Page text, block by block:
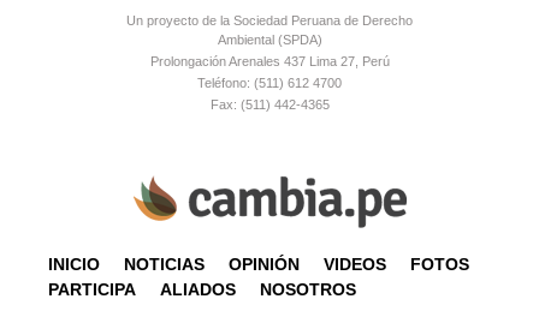
Un proyecto de la Sociedad Peruana de Derecho
Ambiental (SPDA)
Prolongación Arenales 437 Lima 27, Perú
Teléfono: (511) 612 4700
Fax: (511) 442-4365
INICIO NOTICIAS OPINIÓN VIDEOS
FOTOS
PARTICIPA
ALIADOS NOSOTROS